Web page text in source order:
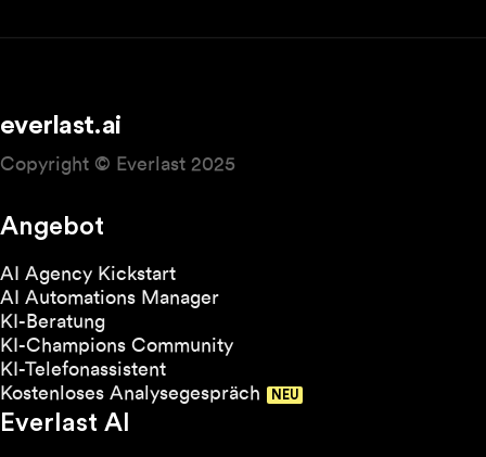
everlast.ai
Copyright © Everlast 2025
Angebot
AI Agency Kickstart
AI Automations Manager
KI-Beratung
KI-Champions Community
KI-Telefonassistent
Kostenloses Analysegespräch
Everlast AI